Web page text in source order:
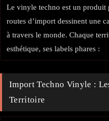
Le vinyle techno est un produit
routes d’import dessinent une
à travers le monde. Chaque
esthétique, ses labels phares :
Import Techno Vinyle :
Territoire